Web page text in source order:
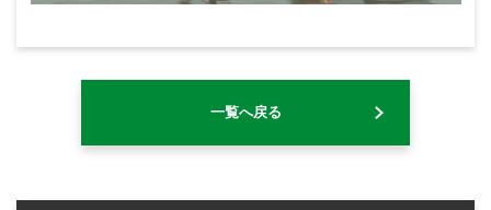
一覧へ戻る